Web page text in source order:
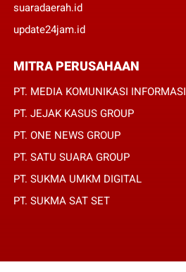
suaradaerah.id
update24jam.id
MITRA PERUSAHAAN
PT. MEDIA KOMUNIKASI INFORMASI
PT. JEJAK KASUS GROUP
PT. ONE NEWS GROUP
PT. SATU SUARA GROUP
PT. SUKMA UMKM DIGITAL
PT. SUKMA SAT SET